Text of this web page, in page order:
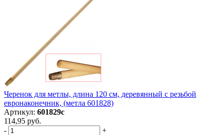
Черенок для метлы, длина 120 см, деревянный с резьбой
евронаконечник, (метла 601828)
Артикул: 601829с
114,95 руб.
-
+